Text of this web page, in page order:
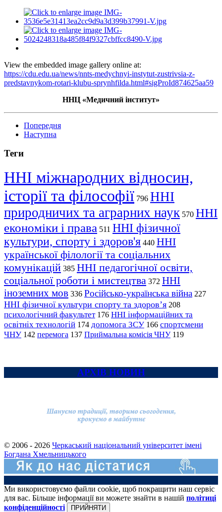
View the embedded image gallery online at:
https://cdu.edu.ua/news/nnts-medychnyi-instytut-zustrivsia-z-
predstavnykom-rotari-klubu-sprynhfilda.html#sigProId874625aa59
ННЦ «Медичний інститут»
Попередня
Наступна
Теги
ННІ міжнародних відносин,
історії та філософії 796 ННІ
природничих та аграрних наук 570 ННІ
економіки і права 511 ННІ фізичної
культури, спорту і здоров'я 440 ННІ
української філології та соціальних
комунікацій 385 ННІ педагогічної освіти,
соціальної роботи і мистецтва 372 ННІ
іноземних мов 336 Російсько-українська війна 227
ННІ фізичної культури спорту та здоров’я 208
психологічний факультет 176 ННІ інформаційних та
освітніх технологій 174 допомога ЗСУ 166 спортсмени
ЧНУ 142 перемога 137 Приймальна комісія ЧНУ 119
АРХІВ НОВИН
© 2006 - 2026 Черкаський національний університет імені
Богдана Хмельницького
Ми використовуємо файли cookie, щоб покращити наш сервіс
для вас. Більше інформації ви можете знайти в нашій політиці
конфіденційності
ПРИЙНЯТИ